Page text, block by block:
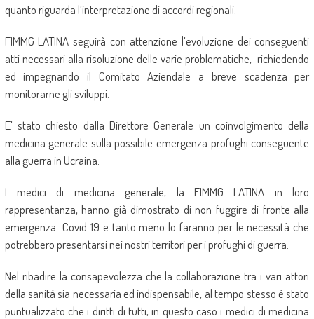
quanto riguarda l’interpretazione di accordi regionali.
FIMMG LATINA seguirà con attenzione l’evoluzione dei conseguenti
atti necessari alla risoluzione delle varie problematiche, richiedendo
ed impegnando il Comitato Aziendale a breve scadenza per
monitorarne gli sviluppi.
E’ stato chiesto dalla Direttore Generale un coinvolgimento della
medicina generale sulla possibile emergenza profughi conseguente
alla guerra in Ucraina.
I medici di medicina generale, la FIMMG LATINA in loro
rappresentanza, hanno già dimostrato di non fuggire di fronte alla
emergenza Covid 19 e tanto meno lo faranno per le necessità che
potrebbero presentarsi nei nostri territori per i profughi di guerra.
Nel ribadire la consapevolezza che la collaborazione tra i vari attori
della sanità sia necessaria ed indispensabile, al tempo stesso è stato
puntualizzato che i diritti di tutti, in questo caso i medici di medicina